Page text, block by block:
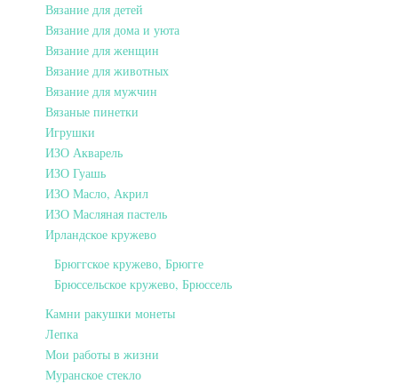
Вязание для детей
Вязание для дома и уюта
Вязание для женщин
Вязание для животных
Вязание для мужчин
Вязаные пинетки
Игрушки
ИЗО Акварель
ИЗО Гуашь
ИЗО Масло, Акрил
ИЗО Масляная пастель
Ирландское кружево
Брюггское кружево, Брюгге
Брюссельское кружево, Брюссель
Камни ракушки монеты
Лепка
Мои работы в жизни
Муранское стекло